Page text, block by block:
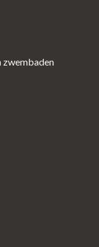
zwembaden